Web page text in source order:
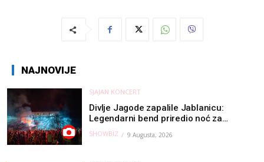
NAJNOVIJE
SJAJAN KONCERT
Divlje Jagode zapalile Jablanicu:
Legendarni bend priredio noć za
pamćenje
SHOWBIZ 9 Augusta, 2026